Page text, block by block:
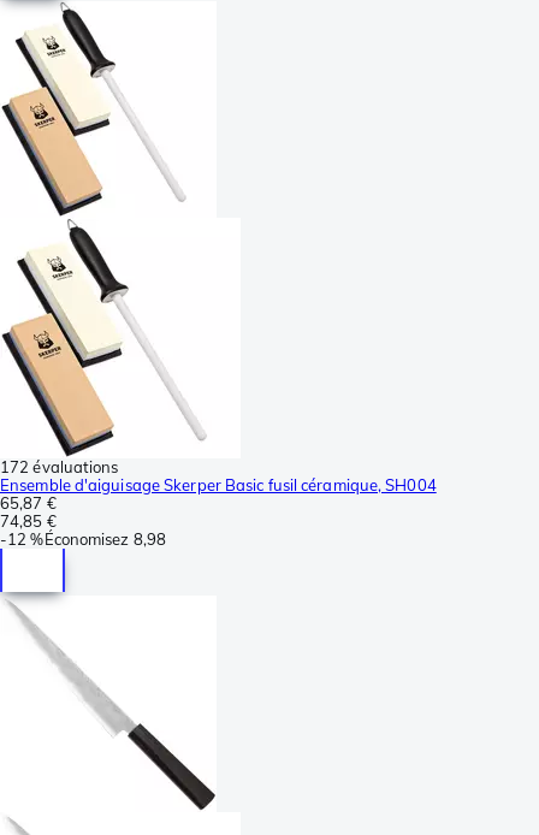
172 évaluations
Ensemble d'aiguisage Skerper Basic fusil céramique, SH004
65,87 €
74,85 €
-12 %Économisez 8,98